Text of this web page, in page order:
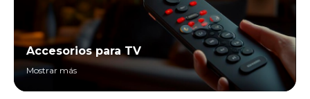
Accesorios para TV
Mostrar más